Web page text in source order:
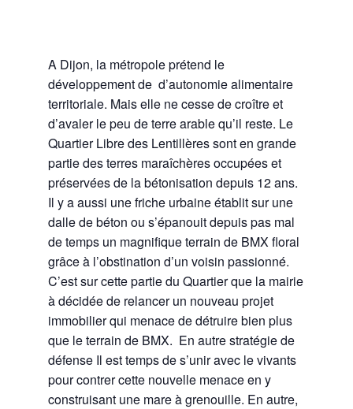
A Dijon, la métropole prétend le
développement de d’autonomie alimentaire
territoriale. Mais elle ne cesse de croître et
d’avaler le peu de terre arable qu’il reste. Le
Quartier Libre des Lentillères sont en grande
partie des terres maraîchères occupées et
préservées de la bétonisation depuis 12 ans.
Il y a aussi une friche urbaine établit sur une
dalle de béton ou s’épanouit depuis pas mal
de temps un magnifique terrain de BMX floral
grâce à l’obstination d’un voisin passionné.
C’est sur cette partie du Quartier que la mairie
à décidée de relancer un nouveau projet
immobilier qui menace de détruire bien plus
que le terrain de BMX. En autre stratégie de
défense Il est temps de s’unir avec le vivants
pour contrer cette nouvelle menace en y
construisant une mare à grenouille. En autre,